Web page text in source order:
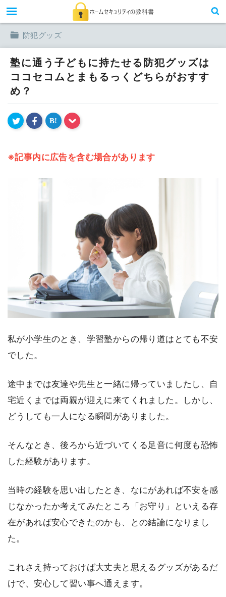
toggle
防犯グッズ
塾に通う子どもに持たせる防犯グッズは
ココセコムとまもるっくどちらがおすす
め？
B!
※記事内に広告を含む場合があります
私が小学生のとき、学習塾からの帰り道はとても不安
でした。
途中までは友達や先生と一緒に帰っていましたし、自
宅近くまでは両親が迎えに来てくれました。しかし、
どうしても一人になる瞬間がありました。
そんなとき、後ろから近づいてくる足音に何度も恐怖
した経験があります。
当時の経験を思い出したとき、なにがあれば不安を感
じなかったか考えてみたところ「お守り」といえる存
在があれば安心できたのかも、との結論になりまし
た。
これさえ持っておけば大丈夫と思えるグッズがあるだ
けで、安心して習い事へ通えます。